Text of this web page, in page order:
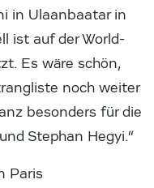
in Ulaanbaatar in
ist auf der World-
Es wäre schön,
noch weiter
besonders für die
Stephan Hegyi.“
Paris